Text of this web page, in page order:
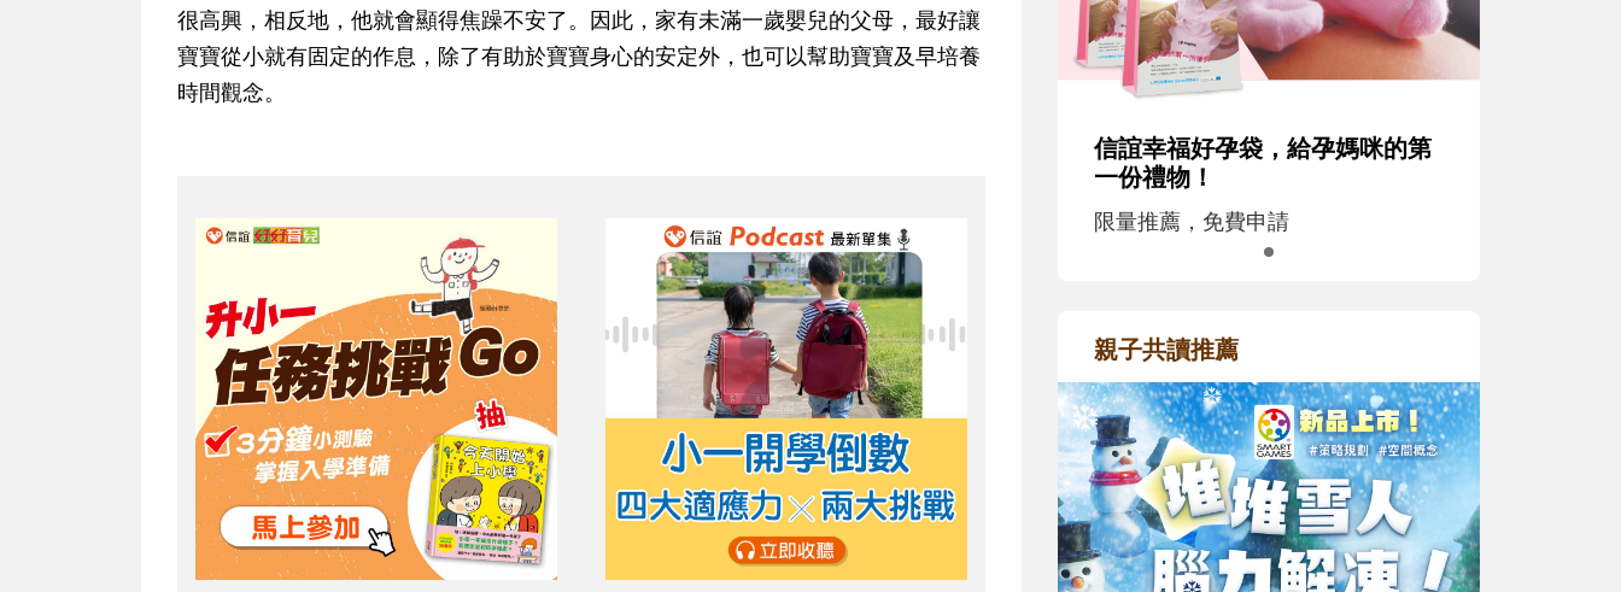
很高興，相反地，他就會顯得焦躁不安了。因此，家有未滿一歲嬰兒的父母，最好讓
寶寶從小就有固定的作息，除了有助於寶寶身心的安定外，也可以幫助寶寶及早培養
時間觀念。
信誼幸福好孕袋，給孕媽咪的第
一份禮物！
限量推薦，免費申請
親子共讀推薦